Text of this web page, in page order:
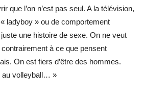
que l’on n’est pas seul. A la télévision,
ladyboy » ou de comportement
une histoire de sexe. On ne veut
à ce que pensent
On est fiers d’être des hommes.
au volleyball… »